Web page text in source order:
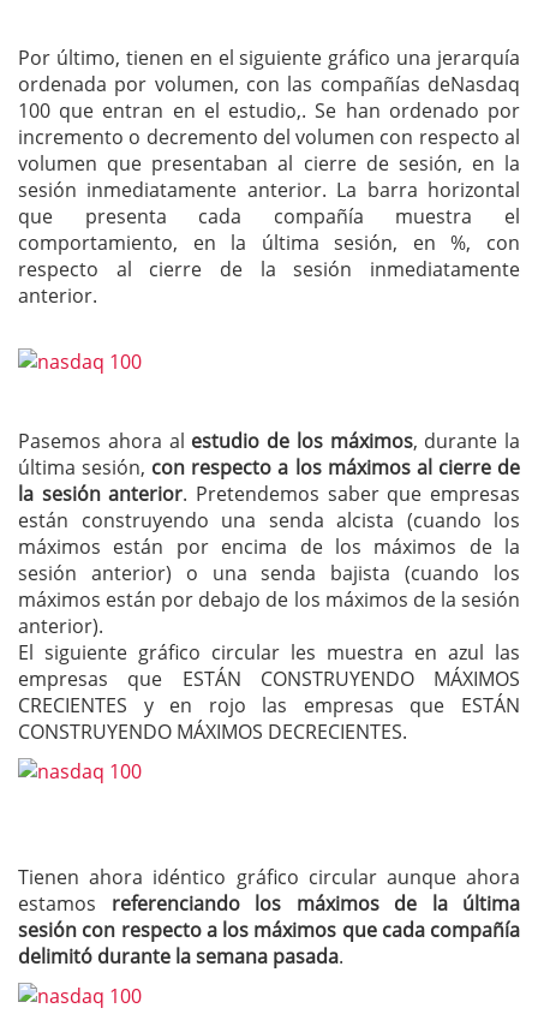
Por último, tienen en el siguiente gráfico una jerarquía
ordenada por volumen, con las compañías deNasdaq
100 que entran en el estudio,. Se han ordenado por
incremento o decremento del volumen con respecto al
volumen que presentaban al cierre de sesión, en la
sesión inmediatamente anterior. La barra horizontal
que presenta cada compañía muestra el
comportamiento, en la última sesión, en %, con
respecto al cierre de la sesión inmediatamente
anterior.
Pasemos ahora al estudio de los máximos, durante la
última sesión, con respecto a los máximos al cierre de
la sesión anterior. Pretendemos saber que empresas
están construyendo una senda alcista (cuando los
máximos están por encima de los máximos de la
sesión anterior) o una senda bajista (cuando los
máximos están por debajo de los máximos de la sesión
anterior).
El siguiente gráfico circular les muestra en azul las
empresas que ESTÁN CONSTRUYENDO MÁXIMOS
CRECIENTES y en rojo las empresas que ESTÁN
CONSTRUYENDO MÁXIMOS DECRECIENTES.
Tienen ahora idéntico gráfico circular aunque ahora
estamos referenciando los máximos de la última
sesión con respecto a los máximos que cada compañía
delimitó durante la semana pasada.